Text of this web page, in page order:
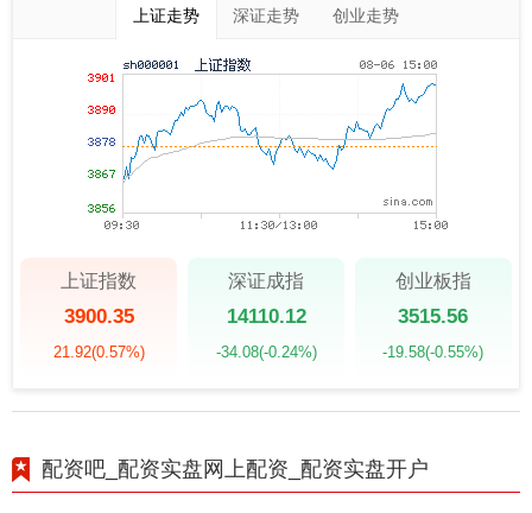
上证走势 深证走势 创业走势
上证指数
3900.35
21.92(0.57%)
深证成指
14110.12
-34.08(-0.24%)
创业板指
3515.56
-19.58(-0.55%)
配资吧_配资实盘网上配资_配资实盘开户